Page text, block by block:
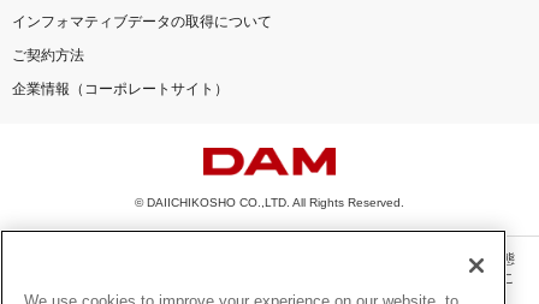
インフォマティブデータの取得について
ご契約方法
企業情報（コーポレートサイト）
© DAIICHIKOSHO CO.,LTD. All Rights Reserved.
このサイトに掲載されている一切の文章・画像・写真・動画・音声等を、手段や形態
を問わず、著作権法の定める範囲を超えて無断で複製、転載、ファイル化などするこ
とを禁じます。